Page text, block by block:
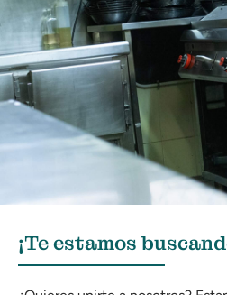
¡Te estamos